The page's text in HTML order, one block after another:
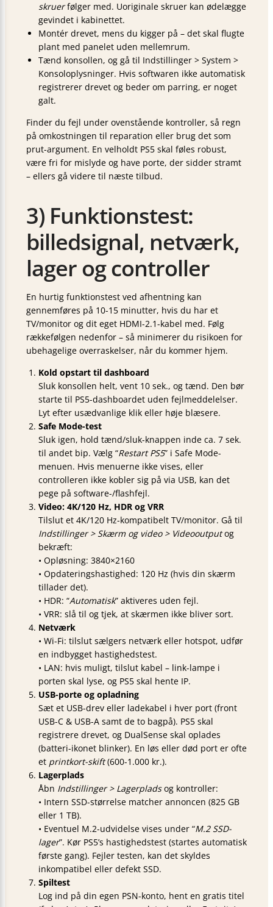
skruerfølger med. Uoriginale skruer kan ødelægge
gevindet i kabinettet.
Montér drevet, mens du kigger på – det skal flugte
plant med panelet uden mellemrum.
Tænd konsollen, og gå til Indstillinger > System >
Konsoloplysninger. Hvis softwaren ikke automatisk
registrerer drevet og beder om parring, er noget
galt.
Finder du fejl under ovenstående kontroller, så regn
på omkostningen til reparation eller brug det som
prut-argument. En velholdt PS5 skal føles robust,
være fri for mislyde og have porte, der sidder stramt
– ellers gå videre til næste tilbud.
3) Funktionstest:
billedsignal, netværk,
lager og controller
En hurtig funktionstest ved afhentning kan
gennemføres på 10-15 minutter, hvis du har et
TV/monitor og dit eget HDMI-2.1-kabel med. Følg
rækkefølgen nedenfor – så minimerer du risikoen for
ubehagelige overraskelser, når du kommer hjem.
Kold opstart til dashboard
Sluk konsollen helt, vent 10 sek., og tænd. Den bør
starte til PS5-dashboardet uden fejlmeddelelser.
Lyt efter usædvanlige klik eller høje blæsere.
Safe Mode-test
Sluk igen, hold tænd/sluk-knappen inde ca. 7 sek.
til andet bip. Vælg “Restart PS5” i Safe Mode-
menuen. Hvis menuerne ikke vises, eller
controlleren ikke kobler sig på via USB, kan det
pege på software-/flashfejl.
Video: 4K/120 Hz, HDR og VRR
Tilslut et 4K/120 Hz-kompatibelt TV/monitor. Gå til
Indstillinger > Skærm og video > Videooutputog
bekræft:
• Opløsning: 3840×2160
• Opdateringshastighed: 120 Hz (hvis din skærm
tillader det).
• HDR: “Automatisk” aktiveres uden fejl.
• VRR: slå til og tjek, at skærmen ikke bliver sort.
Netværk
• Wi-Fi: tilslut sælgers netværk eller hotspot, udfør
en indbygget hastighedstest.
• LAN: hvis muligt, tilslut kabel – link-lampe i
porten skal lyse, og PS5 skal hente IP.
USB-porte og opladning
Sæt et USB-drev eller ladekabel i hver port (front
USB-C & USB-A samt de to bagpå). PS5 skal
registrere drevet, og DualSense skal oplades
(batteri-ikonet blinker). En løs eller død port er ofte
et printkort-skift(600-1.000 kr.).
Lagerplads
Åbn Indstillinger > Lagerpladsog kontroller:
• Intern SSD-størrelse matcher annoncen (825 GB
eller 1 TB).
• Eventuel M.2-udvidelse vises under “M.2 SSD-
lager”. Kør PS5’s hastighedstest (startes automatisk
første gang). Fejler testen, kan det skyldes
inkompatibel eller defekt SSD.
Spiltest
Log ind på din egen PSN-konto, hent en gratis titel